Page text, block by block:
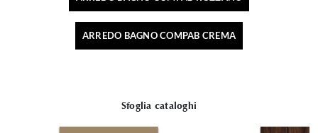
ARREDO BAGNO COMPAB CREMA
Sfoglia cataloghi